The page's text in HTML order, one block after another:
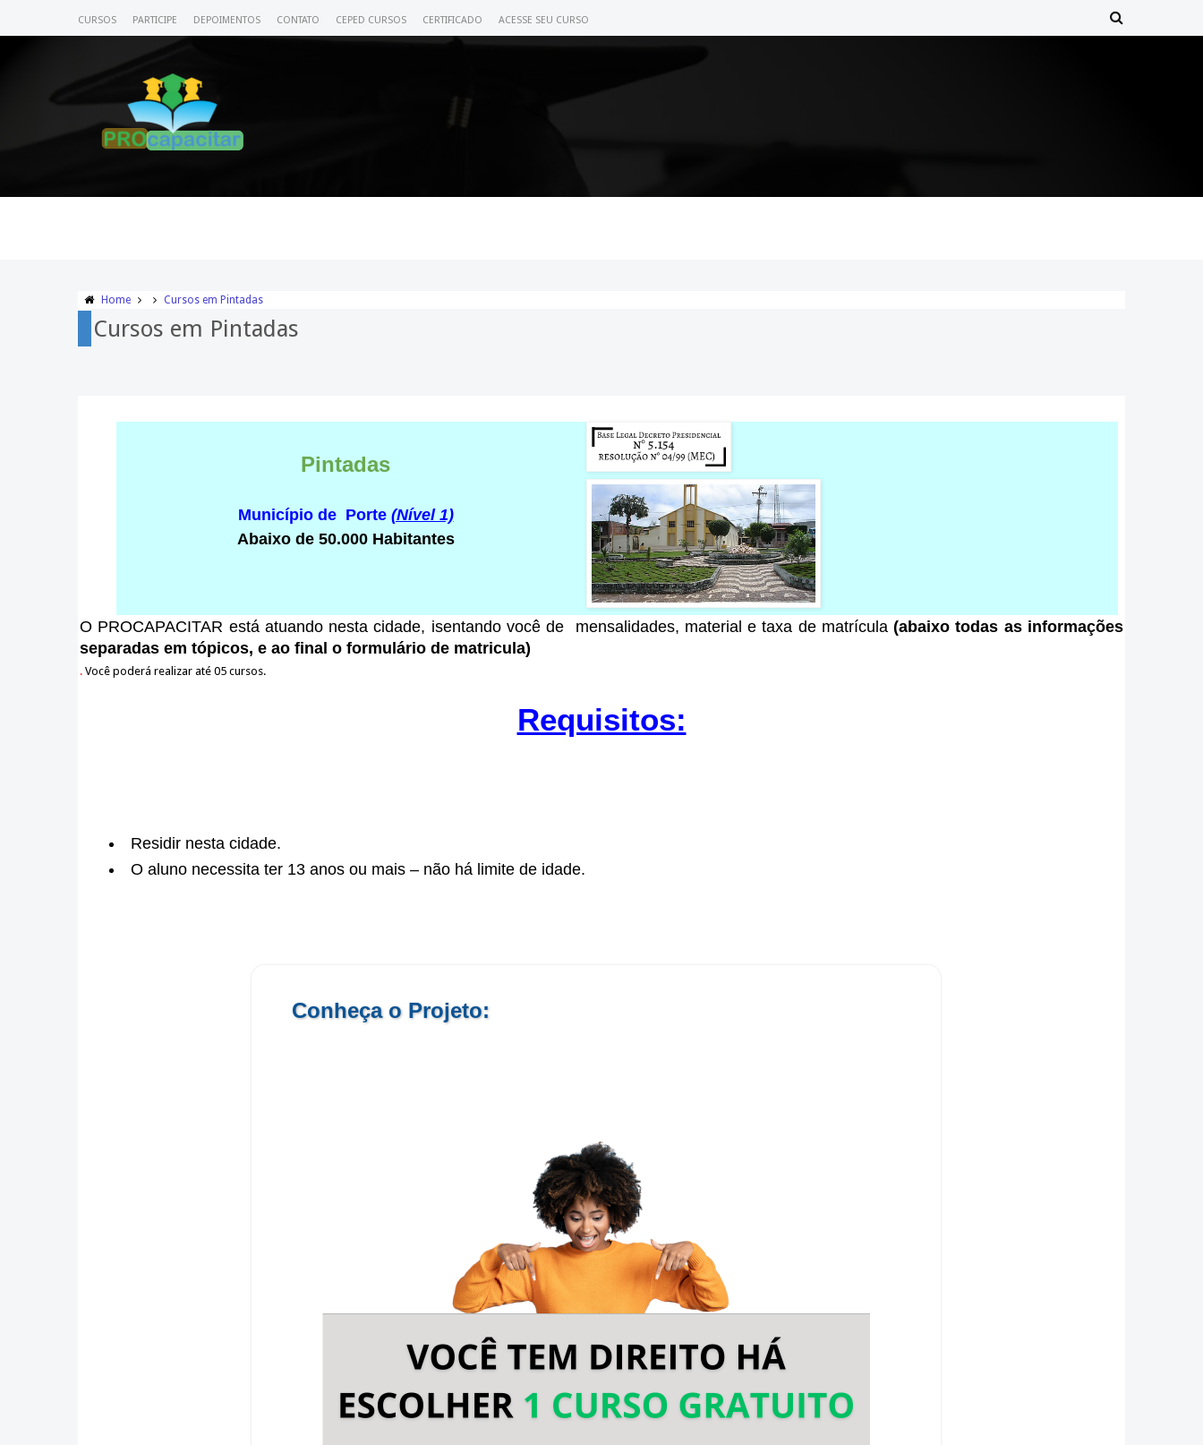
CURSOS PARTICIPE DEPOIMENTOS CONTATO CEPED CURSOS CERTIFICADO ACESSE SEU CURSO
Home Cursos em Pintadas
Cursos em Pintadas
Pintadas
Município de Porte (Nível 1)
Abaixo de 50.000 Habitantes
O PROCAPACITAR está atuando nesta cidade, isentando você de mensalidades, material e taxa de matrícula(abaixo todas as informações
separadas em tópicos, e ao final o formulário de matricula)
. Você poderá realizar até 05 cursos.
Requisitos:
Residir nesta cidade.
O aluno necessita ter 13 anos ou mais – não há limite de idade.